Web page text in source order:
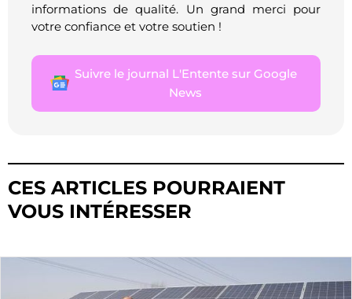
informations de qualité. Un grand merci pour
votre confiance et votre soutien !
Suivre le journal L'Entente sur Google
News
CES ARTICLES POURRAIENT
VOUS INTÉRESSER